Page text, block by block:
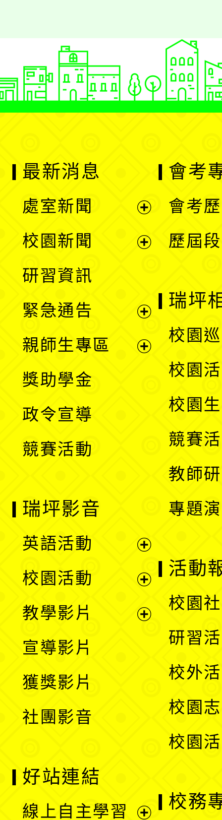
115年食農教育專業人
程
最新消息
處室新聞
單
校園新聞
選
單
研習資訊
緊急通告
親師生專區
獎助學金
政令宣導
競賽活動
會考
會考
歷屆
瑞坪
校園
校園
校園
競賽
教師
專題
瑞坪影音
英語活動
選
校園活動
教學影片
宣導影片
獲獎影片
社團影音
活動
校園
研習
校外
校園
校園
好站連結
線上自主學習 校務